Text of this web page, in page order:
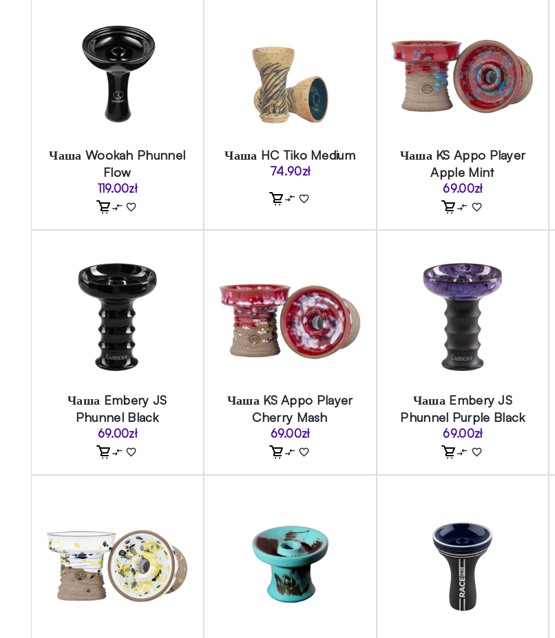
Чаша Wookah Phunnel
Flow
119.00zł
Чаша HC Tiko Medium
74.90zł
Чаша KS Appo Player
Apple Mint
69.00zł
Чаша Embery JS
Phunnel Black
69.00zł
Чаша KS Appo Player
Cherry Mash
69.00zł
Чаша Embery JS
Phunnel Purple Black
69.00zł